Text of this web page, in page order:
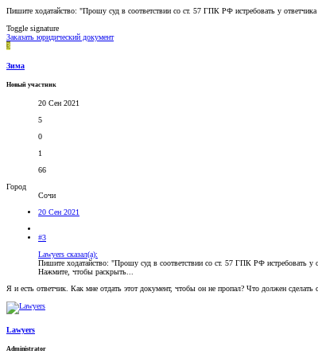
Пишите ходатайство: "Прошу суд в соответствии со ст. 57 ГПК РФ истребовать у
Toggle signature
Заказать юридический документ
З
Зима
Новый участник
20 Сен 2021
5
0
1
66
Город
Сочи
20 Сен 2021
#3
Lawyers сказал(а):
Пишите ходатайство: "Прошу суд в соответствии со ст. 57 ГПК РФ истребовать у
Нажмите, чтобы раскрыть...
Я и есть ответчик. Как мне отдать этот документ, чтобы он не пропал? Что должен
Lawyers
Administrator